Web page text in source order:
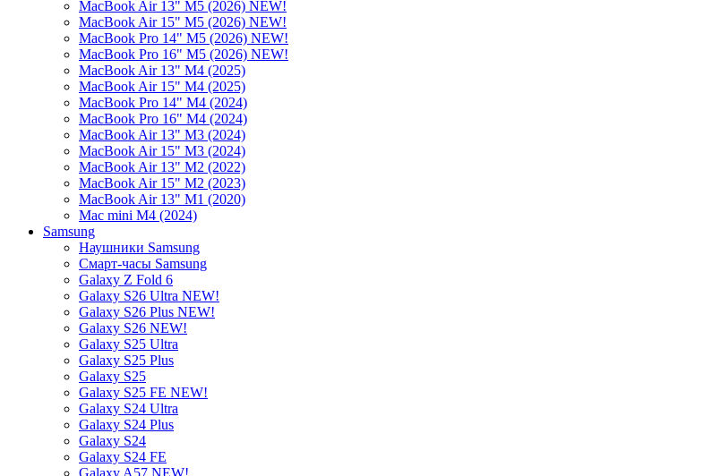
MacBook Air 13" M5 (2026) NEW!
MacBook Air 15" M5 (2026) NEW!
MacBook Pro 14" M5 (2026) NEW!
MacBook Pro 16" M5 (2026) NEW!
MacBook Air 13" M4 (2025)
MacBook Air 15" M4 (2025)
MacBook Pro 14" M4 (2024)
MacBook Pro 16" M4 (2024)
MacBook Air 13" M3 (2024)
MacBook Air 15" M3 (2024)
MacBook Air 13" M2 (2022)
MacBook Air 15" M2 (2023)
MacBook Air 13" M1 (2020)
Mac mini M4 (2024)
Samsung
Наушники Samsung
Смарт-часы Samsung
Galaxy Z Fold 6
Galaxy S26 Ultra NEW!
Galaxy S26 Plus NEW!
Galaxy S26 NEW!
Galaxy S25 Ultra
Galaxy S25 Plus
Galaxy S25
Galaxy S25 FE NEW!
Galaxy S24 Ultra
Galaxy S24 Plus
Galaxy S24
Galaxy S24 FE
Galaxy A57 NEW!